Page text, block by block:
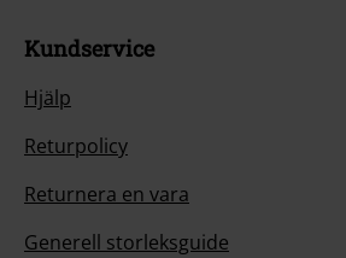
Kundservice
Hjälp
Returpolicy
Returnera en vara
Generell storleksguide